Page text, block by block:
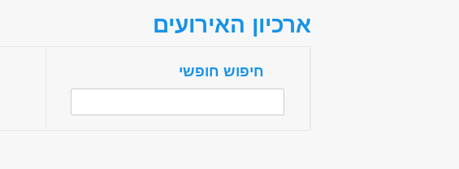
ארכיון האירועים
חיפוש חופשי